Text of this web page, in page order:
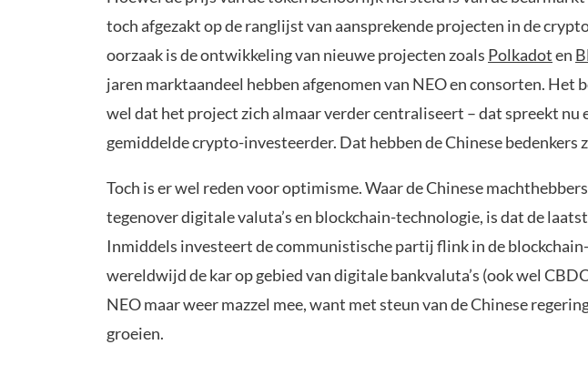
toch afgezakt op de ranglijst van aansprekende projecten in de
oorzaak is de ontwikkeling van nieuwe projecten zoals Polkadoten
jaren marktaandeel hebben afgenomen van NEO en consorten. Het
wel dat het project zich almaar verder centraliseert – dat spreekt nu
gemiddelde crypto-investeerder. Dat hebben de Chinese bedenkers
Toch is er wel reden voor optimisme. Waar de Chinese
tegenover digitale valuta’s en blockchain-technologie, is dat de
Inmiddels investeert de communistische partij flink in de
wereldwijd de kar op gebied van digitale bankvaluta’s (ook wel
NEO maar weer mazzel mee, want met steun van de Chinese
groeien.